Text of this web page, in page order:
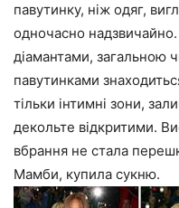
павутинку, ніж одяг,
одночасно
діамантами, загальною
павутинками
тільки інтимні зони,
декольте відкритими.
вбрання не стала
Мамби, купила сукню.